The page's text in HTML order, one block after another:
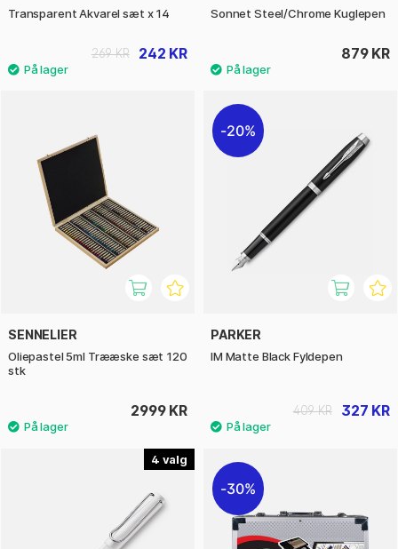
Transparent Akvarel sæt x 14
242 KR
269 KR
Sonnet Steel/Chrome Kuglepen
879 KR
SENNELIER
Oliepastel 5ml Trææske sæt 120
stk
2999 KR
20%
PARKER
IM Matte Black Fyldepen
327 KR
409 KR
4
30%